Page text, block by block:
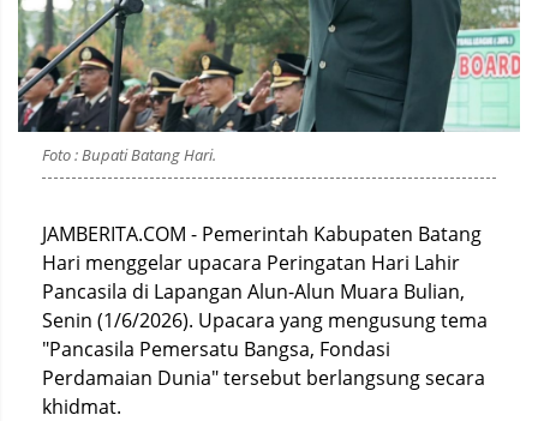
Foto : Bupati Batang Hari.
JAMBERITA.COM - Pemerintah Kabupaten Batang
Hari menggelar upacara Peringatan Hari Lahir
Pancasila di Lapangan Alun-Alun Muara Bulian,
Senin (1/6/2026). Upacara yang mengusung tema
"Pancasila Pemersatu Bangsa, Fondasi
Perdamaian Dunia" tersebut berlangsung secara
khidmat.